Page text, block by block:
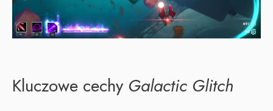
Kluczowe cechy Galactic Glitch